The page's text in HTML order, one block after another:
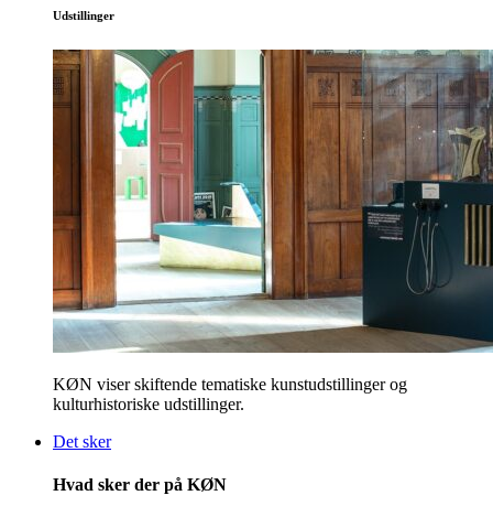
Udstillinger
KØN viser skiftende tematiske kunstudstillinger og
kulturhistoriske udstillinger.
Det sker
Hvad sker der på KØN